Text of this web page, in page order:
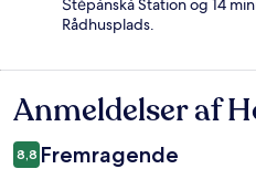
Štěpánská Station og 14
Rådhusplads.
Anmeldelser
Anmeldelser af
8,8 Fremragende